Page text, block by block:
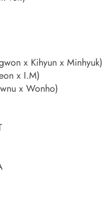
x Kihyun x Minhyuk)
x I.M)
x Wonho)